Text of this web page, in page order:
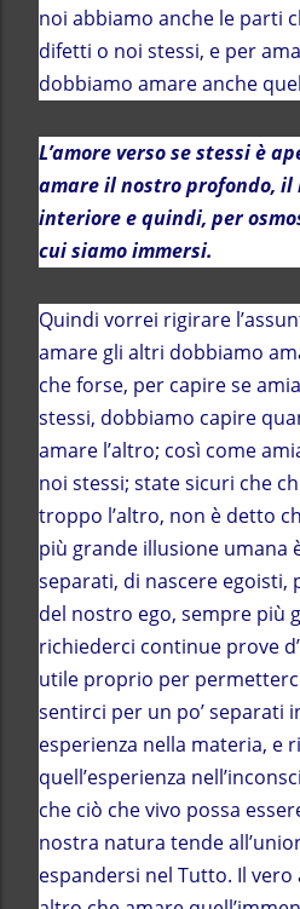
noi abbiamo anche le parti
difetti o noi stessi, e per
dobbiamo amare anche
L’amore verso se stessi è
amare il nostro profondo, il
interiore e quindi, per
cui siamo immersi.
Quindi vorrei rigirare
amare gli altri dobbiamo
che forse, per capire se
stessi, dobbiamo capire
amare l’altro; così come
noi stessi; state sicuri che
troppo l’altro, non è detto
più grande illusione umana
separati, di nascere egoisti,
del nostro ego, sempre più
richiederci continue prove
utile proprio per
sentirci per un po’ separati
esperienza nella materia, e
quell’esperienza
che ciò che vivo possa
nostra natura tende
espandersi nel Tutto. Il